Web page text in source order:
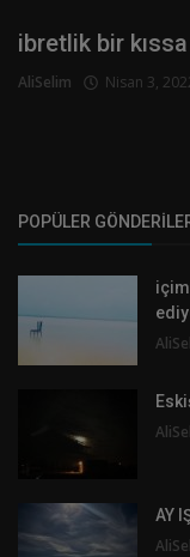
ibretlik bir
AliSelim Nisan 3,
POPÜLER
AY